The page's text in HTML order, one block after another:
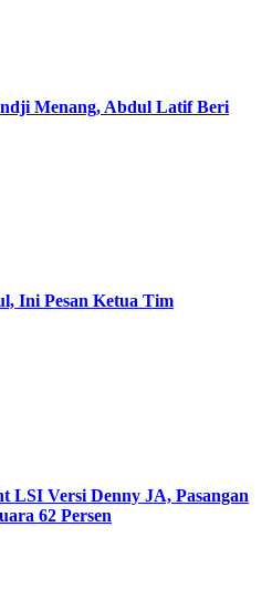
Menang, Abdul Latif Beri
Ini Pesan Ketua Tim
LSI Versi Denny JA, Pasangan
62 Persen